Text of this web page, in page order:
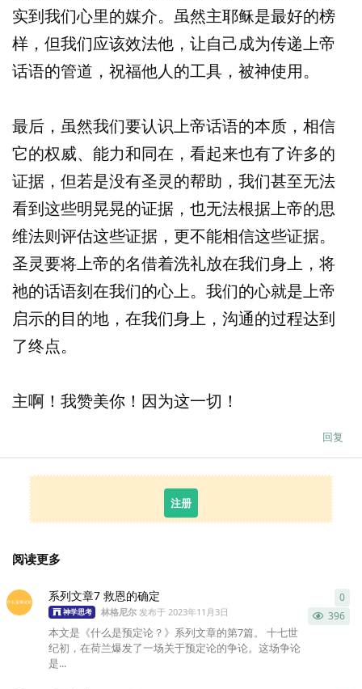
实到我们心里的媒介。虽然主耶稣是最好的榜
样，但我们应该效法他，让自己成为传递上帝
话语的管道，祝福他人的工具，被神使用。
最后，虽然我们要认识上帝话语的本质，相信
它的权威、能力和同在，看起来也有了许多的
证据，但若是没有圣灵的帮助，我们甚至无法
看到这些明晃晃的证据，也无法根据上帝的思
维法则评估这些证据，更不能相信这些证据。
圣灵要将上帝的名借着洗礼放在我们身上，将
祂的话语刻在我们的心上。我们的心就是上帝
启示的目的地，在我们身上，沟通的过程达到
了终点。
主啊！我赞美你！因为这一切！
回复
注册
阅读更多
系列文章7 救恩的确定
神学思考 林格尼尔 发布于2023年11月3日 396
本文是《什么是预定论？》系列文章的第7篇。 十七世
纪初，在荷兰爆发了一场关于预定论的争论。这场争论
是...
0